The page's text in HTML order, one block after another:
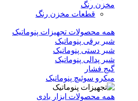
مخزن رنگ
قطعات مخزن رنگ
همه محصولات تجهیزات پنوماتیک
شیر برقی پنوماتیک
شیر دستی پنوماتیک
شیر پدالی پنوماتیک
گیج فشار
میکرو سوئیچ پنوماتیک
همه محصولات ابزار بادی